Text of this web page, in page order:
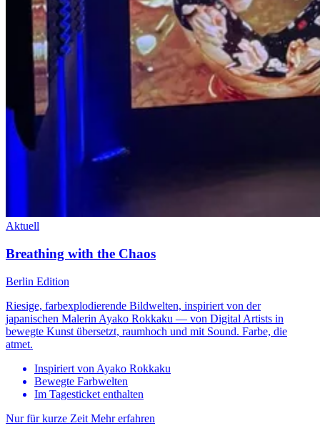
Aktuell
Breathing with the Chaos
Berlin Edition
Riesige, farbexplodierende Bildwelten, inspiriert von der
japanischen Malerin Ayako Rokkaku — von Digital Artists in
bewegte Kunst übersetzt, raumhoch und mit Sound. Farbe, die
atmet.
Inspiriert von Ayako Rokkaku
Bewegte Farbwelten
Im Tagesticket enthalten
Nur für kurze Zeit Mehr erfahren